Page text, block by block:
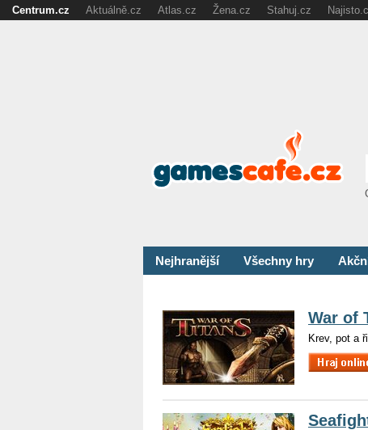
Nejhranější Všechny hry
War of
Krev, pot a
Centrum.cz Aktuálně.cz Atlas.cz Žena.cz Stahuj.cz